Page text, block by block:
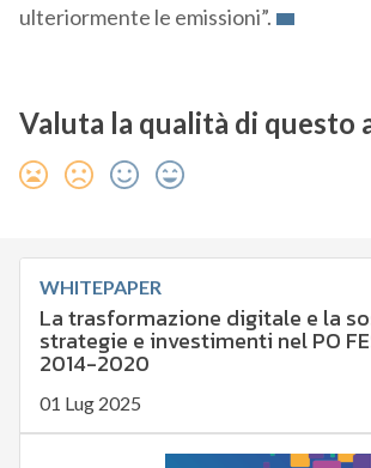
ulteriormente le emissioni”.
Valuta la qualità di questo
WHITEPAPER
La trasformazione digitale e la
strategie e investimenti nel PO
2014-2020
01 Lug 2025